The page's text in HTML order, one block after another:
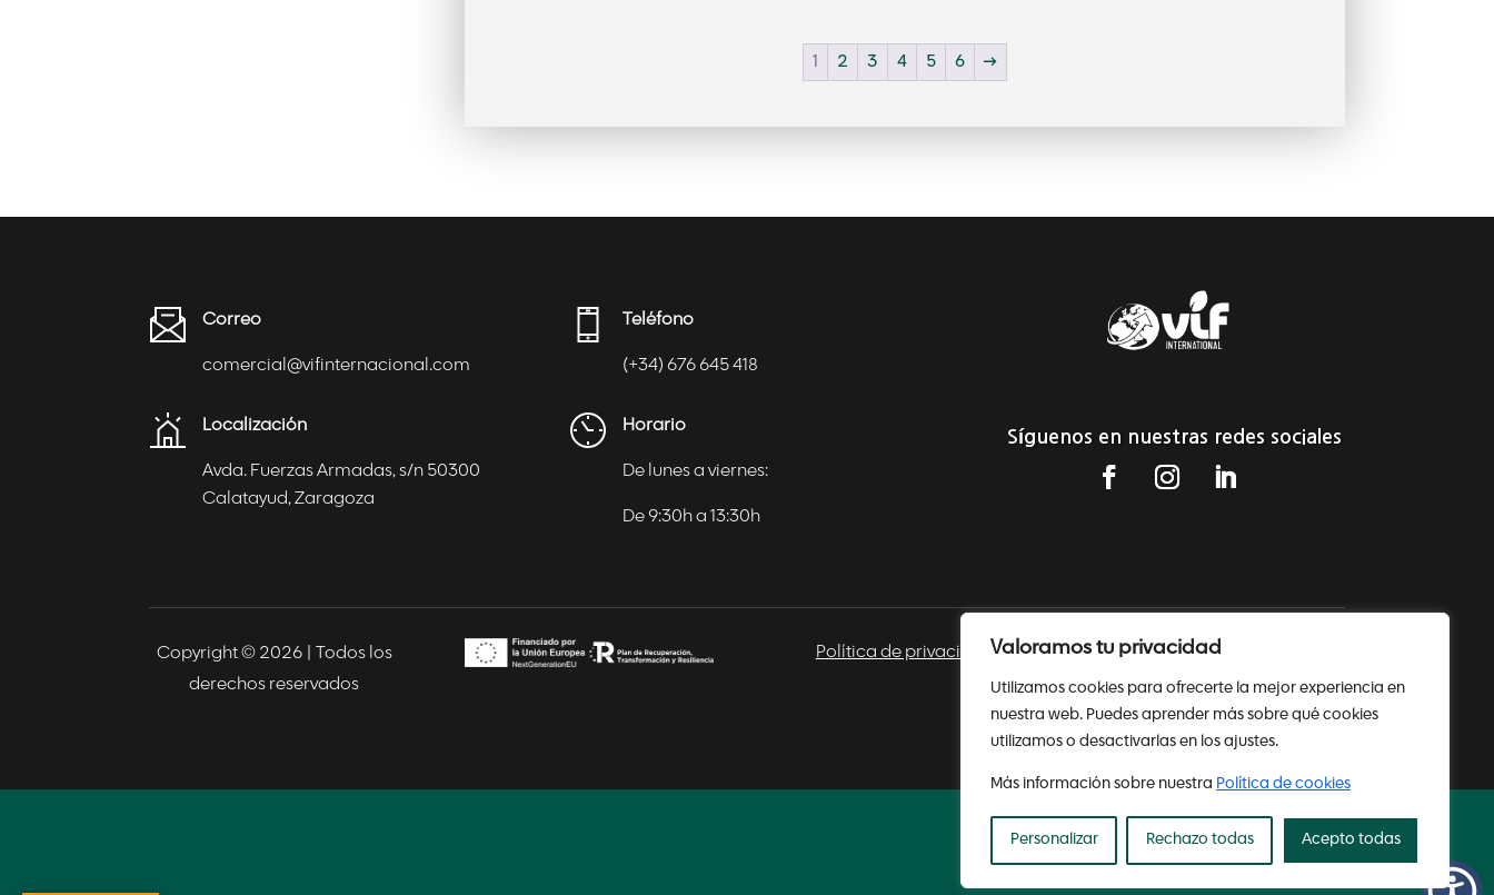
Valoramos tu privacidad
Utilizamos cookies para ofrecerte la mejor experiencia en
nuestra web. Puedes aprender más sobre qué cookies
utilizamos o desactivarlas en los ajustes.
Más información sobre nuestra Política de cookies
Personalizar Rechazo todas Acepto todas
1 2 3 4 5 6 →
Correo
comercial@vifinternacional.com
Localización
Avda. Fuerzas Armadas, s/n 50300
Calatayud, Zaragoza
Teléfono
(+34) 676 645 418
Horario
De lunes a viernes:
De 9:30h a 13:30h
Síguenos en nuestras redes sociales
Copyright © 2026 |
Todos los
derechos reservados
Política de privacidad Política de cookies